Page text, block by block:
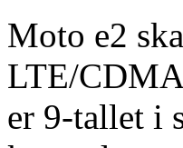
Moto e2
LTE/
er 9-tallet i